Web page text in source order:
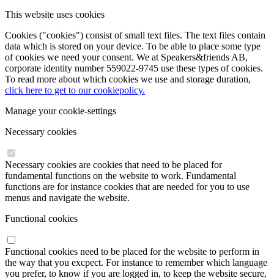
This website uses cookies
Cookies ("cookies") consist of small text files. The text files contain
data which is stored on your device. To be able to place some type
of cookies we need your consent. We at Speakers&friends AB,
corporate identity number 559022-9745 use these types of cookies.
To read more about which cookies we use and storage duration,
click here to get to our cookiepolicy.
Manage your cookie-settings
Necessary cookies
Necessary cookies are cookies that need to be placed for
fundamental functions on the website to work. Fundamental
functions are for instance cookies that are needed for you to use
menus and navigate the website.
Functional cookies
Functional cookies need to be placed for the website to perform in
the way that you excpect. For instance to remember which language
you prefer, to know if you are logged in, to keep the website secure,